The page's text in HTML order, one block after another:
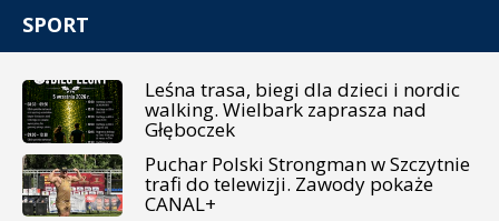
SPORT
Leśna trasa, biegi dla dzieci i nordic
walking. Wielbark zaprasza nad
Głęboczek
Puchar Polski Strongman w Szczytnie
trafi do telewizji. Zawody pokaże
CANAL+